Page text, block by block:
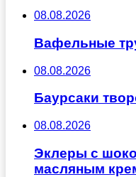
08.08.2026
Вафельные
08.08.2026
Баурсаки
08.08.2026
Эклеры с
масляным